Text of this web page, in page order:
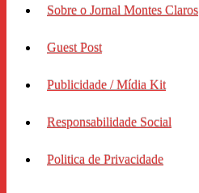
Sobre o Jornal Montes Claros
Guest Post
Publicidade / Mídia Kit
Responsabilidade Social
Politica de Privacidade